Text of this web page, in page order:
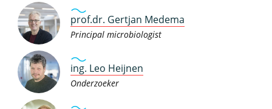
prof.dr. Gertjan Medema
Principal microbiologist
ing. Leo Heijnen
Onderzoeker